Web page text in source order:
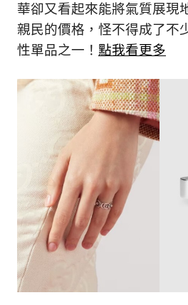
讓
獨
無
的
到
專
屬
的
生
活
態
華卻又看起來能將氣質展現
親民的價格，怪不得成了不
性單品之一！ 點我看更多